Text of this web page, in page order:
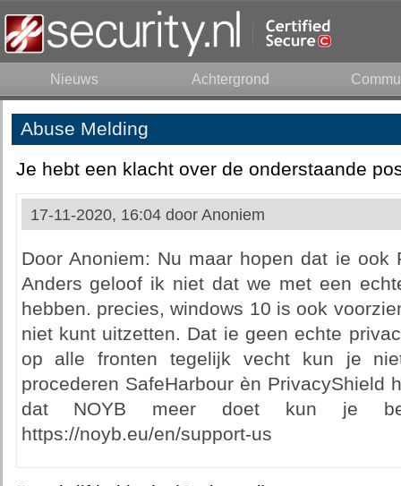
Nieuws Achtergrond
Abuse Melding
Je hebt een klacht over de onderstaande
17-11-2020, 16:04 door Anoniem
Door Anoniem: Nu maar hopen dat ie ook
Anders geloof ik niet dat we met een
hebben. precies, windows 10 is ook
niet kunt uitzetten. Dat ie geen echte
op alle fronten tegelijk vecht kun je
procederen SafeHarbour èn PrivacyShield
dat NOYB meer doet kun je
https://noyb.eu/en/support-us